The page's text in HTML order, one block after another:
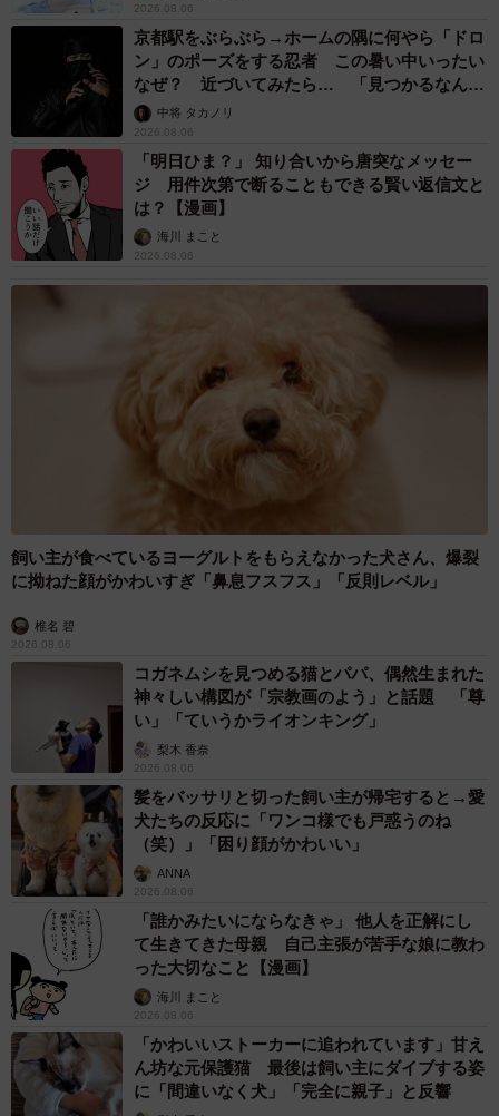
2026.08.06
京都駅をぶらぶら→ホームの隅に何やら「ドロ
ン」のポーズをする忍者 この暑い中いったい
なぜ？ 近づいてみたら… 「見つかるなんて
未熟」中将 タカノリ
2026.08.06
「明日ひま？」 知り合いから唐突なメッセー
ジ 用件次第で断ることもできる賢い返信文と
は？【漫画】
海川 まこと
2026.08.06
飼い主が食べているヨーグルトをもらえなかった犬さん、爆裂
に拗ねた顔がかわいすぎ「鼻息フスフス」「反則レベル」
椎名 碧
2026.08.06
コガネムシを見つめる猫とパパ、偶然生まれた
神々しい構図が「宗教画のよう」と話題 「尊
い」「ていうかライオンキング」
梨木 香奈
2026.08.06
髪をバッサリと切った飼い主が帰宅すると→愛
犬たちの反応に「ワンコ様でも戸惑うのね
（笑）」「困り顔がかわいい」
ANNA
2026.08.06
「誰かみたいにならなきゃ」 他人を正解にし
て生きてきた母親 自己主張が苦手な娘に教わ
った大切なこと【漫画】
海川 まこと
2026.08.06
「かわいいストーカーに追われています」甘え
ん坊な元保護猫 最後は飼い主にダイブする姿
に「間違いなく犬」「完全に親子」と反響